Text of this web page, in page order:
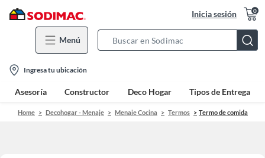
Inicia sesión 0
Menú
Bar
location-
icon
Ingresa tu ubicación
Asesoría Constructor Deco Hogar Tipos de Entrega
Home Decohogar - Menaje Menaje Cocina Termos Termo de comida